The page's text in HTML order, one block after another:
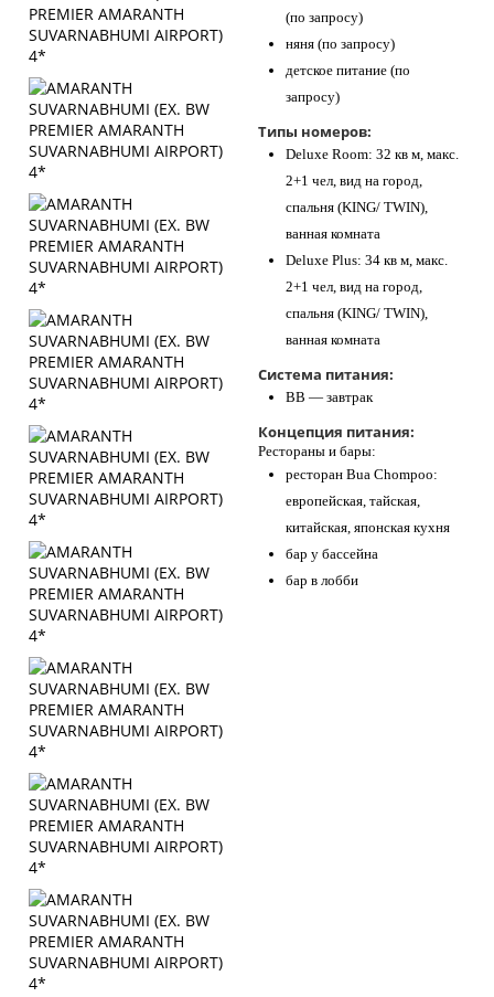
(по запросу)
няня (по запросу)
детское питание (по
запросу)
Типы номеров:
Deluxe Room: 32 кв м, макс.
2+1 чел, вид на город,
спальня (KING/ TWIN),
ванная комната
Deluxe Plus: 34 кв м, макс.
2+1 чел, вид на город,
спальня (KING/ TWIN),
ванная комната
Система питания:
BB — завтрак
Концепция питания:
Рестораны и бары:
ресторан Bua Chompoo:
европейская, тайская,
китайская, японская кухня
бар у бассейна
бар в лобби